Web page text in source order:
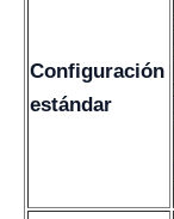
Configuración
estándar